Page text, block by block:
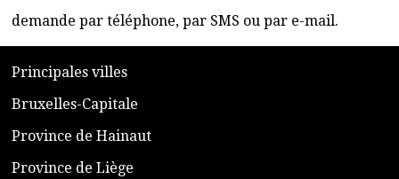
demande par téléphone, par SMS ou par e-mail.
​Principales villes
​Bruxelles-Capitale
​Province de Hainaut
Province de Liège